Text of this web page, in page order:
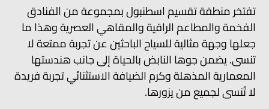
تفتخر منطقة تقسيم اسطنبول بمجموعة من الفنادق
الفخمة والمطاعم الراقية والمقاهي العصرية وهذا ما
جعلها وجهة مثالية للسياح الباحثين عن تجربة ممتعة لا
تنسى. يضمن جوها النابض بالحياة إلى جانب هندستها
المعمارية المذهلة وكرم الضيافة الاستثنائي تجربة فريدة
لا تُنسى لجميع من يزورها.